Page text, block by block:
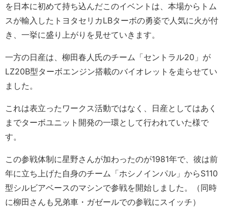
を日本に初めて持ち込んだこのイベントは、本場からトム
スが輸入したトヨタセリカLBターボの勇姿で人気に火が付
き、一挙に盛り上がりを見せていきます。
一方の日産は、柳田春人氏のチーム「セントラル20」が
LZ20B型ターボエンジン搭載のバイオレットを走らせてい
ました。
これは表立ったワークス活動ではなく、日産としてはあく
までターボユニット開発の一環として行われていた様で
す。
この参戦体制に星野さんが加わったのが1981年で、彼は前
年に立ち上げた自身のチーム「ホシノインパル」からS110
型シルビアベースのマシンで参戦を開始しました。（同時
に柳田さんも兄弟車・ガゼールでの参戦にスイッチ）